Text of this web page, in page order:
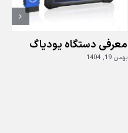
معرفی دستگاه یودیاگ
بهمن 19, 1404